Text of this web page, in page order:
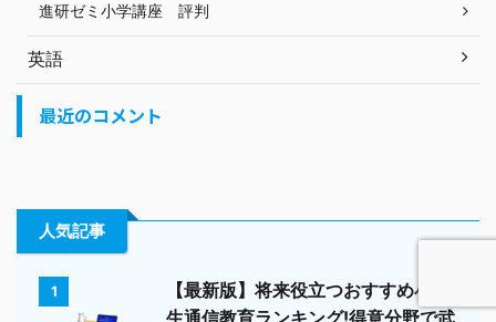
進研ゼミ小学講座 評判
英語
最近のコメント
人気記事
1
【最新版】将来役立つおすすめ小学